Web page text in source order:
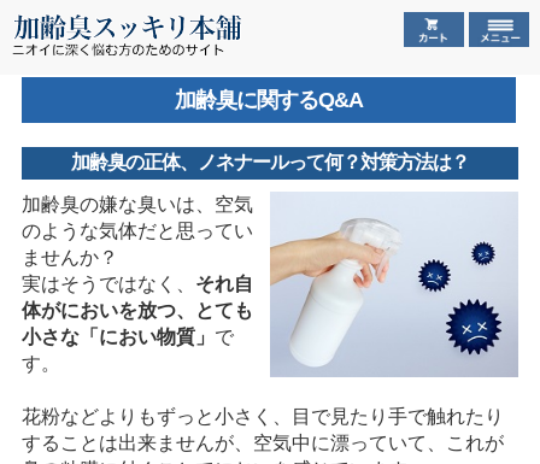
加齢臭に関するQ&A
加齢臭の正体、ノネナールって何？対策方法は？
加齢臭の嫌な臭いは、空気
のような気体だと思ってい
ませんか？
実はそうではなく、 それ自
体がにおいを放つ、とても
小さな「におい物質」 で
す。
花粉などよりもずっと小さく、目で見たり手で触れたり
することは出来ませんが、空気中に漂っていて、これが